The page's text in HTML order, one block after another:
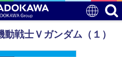
戦士Ｖガンダム（１）